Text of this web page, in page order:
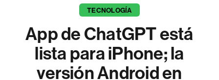
TECNOLOGÍA
App de ChatGPT está
lista para iPhone; la
versión Android en